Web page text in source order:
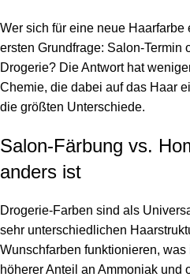
Wer sich für eine neue
ersten Grundfrage: Salon-Termin
Drogerie? Die Antwort hat
Chemie, die dabei auf das Haar
die größten Unterschiede.
Salon-Färbung vs.
anders ist
Drogerie-Farben sind als
sehr unterschiedlichen
Wunschfarben funktionieren,
höherer Anteil an Ammoniak und